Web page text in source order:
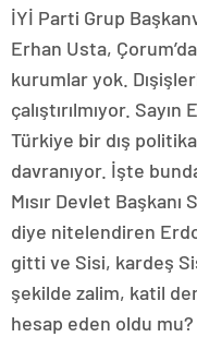
İYİ Parti Grup
Erhan Usta,
kurumlar yok.
çalıştırılmıyor.
Türkiye bir dış
davranıyor. İşte
Mısır Devlet
diye nitelendiren
gitti ve Sisi, kardeş
şekilde zalim, katil
hesap eden oldu